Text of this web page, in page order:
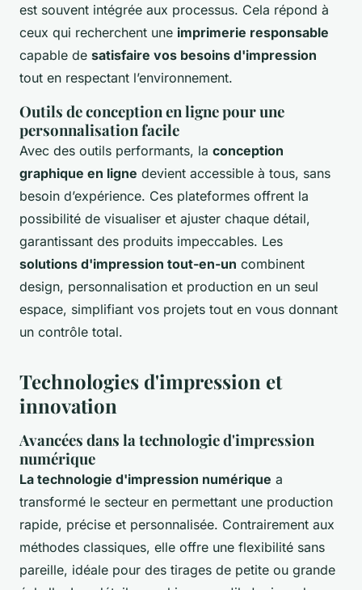
est souvent intégrée aux processus. Cela répond à
ceux qui recherchent une imprimerie responsable
capable de satisfaire vos besoins d'impression
tout en respectant l’environnement.
Outils de conception en ligne pour une
personnalisation facile
Avec des outils performants, la conception
graphique en ligne devient accessible à tous, sans
besoin d’expérience. Ces plateformes offrent la
possibilité de visualiser et ajuster chaque détail,
garantissant des produits impeccables. Les
solutions d'impression tout-en-un combinent
design, personnalisation et production en un seul
espace, simplifiant vos projets tout en vous donnant
un contrôle total.
Technologies d'impression et
innovation
Avancées dans la technologie d'impression
numérique
La technologie d'impression numérique a
transformé le secteur en permettant une production
rapide, précise et personnalisée. Contrairement aux
méthodes classiques, elle offre une flexibilité sans
pareille, idéale pour des tirages de petite ou grande